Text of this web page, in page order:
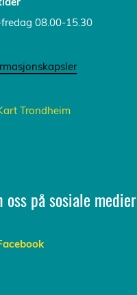
08.00-15.30
Trondheim
oss på sosiale medier